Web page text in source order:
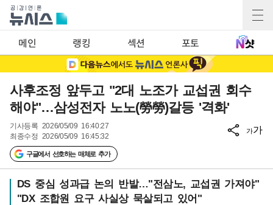
메인 랭킹 섹션 포토
사후조정 앞두고 "2대 노조가 교섭권 회수
해야"…삼성전자 노노(勞勞)갈등 '격화'
기사등록 2026/05/09 16:40:27
최종수정 2026/05/09 16:45:32
구글에서 선호하는 매체로 추가
가가
DS 중심 성과급 논의 반발…"전삼노, 교섭권 가져야"
"DX 조합원 요구 사실상 묵살되고 있어"